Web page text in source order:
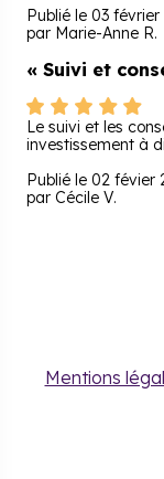
Publié le 03 février
par Marie-Anne R.
« Suivi et
Le suivi et les
investissement à
Publié le 02 févier
par Cécile V.
Mentions